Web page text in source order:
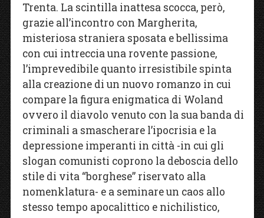
Trenta. La scintilla inattesa scocca, però,
grazie all’incontro con Margherita,
misteriosa straniera sposata e bellissima
con cui intreccia una rovente passione,
l’imprevedibile quanto irresistibile spinta
alla creazione di un nuovo romanzo in cui
compare la figura enigmatica di Woland
ovvero il diavolo venuto con la sua banda di
criminali a smascherare l’ipocrisia e la
depressione imperanti in città -in cui gli
slogan comunisti coprono la deboscia dello
stile di vita “borghese” riservato alla
nomenklatura- e a seminare un caos allo
stesso tempo apocalittico e nichilistico,